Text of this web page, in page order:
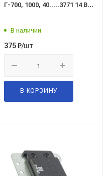
Г-700, 1000, 40.....3771 14 В
В наличии
375₽/шт
В КОРЗИНУ